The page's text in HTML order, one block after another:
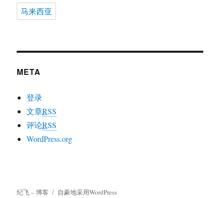
马来西亚
META
登录
文章RSS
评论RSS
WordPress.org
纪飞 – 博客 自豪地采用WordPress